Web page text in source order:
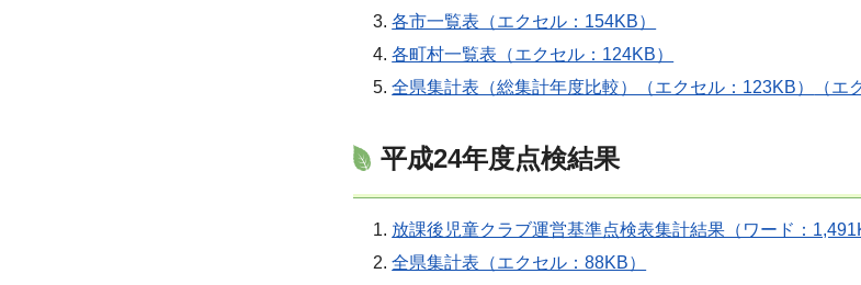
各市一覧表（エクセル：154KB）
各町村一覧表（エクセル：124KB）
全県集計表（総集計年度比較）（エクセル：123KB）
（エ
平成24年度点検結果
放課後児童クラブ運営基準点検表集計結果（ワード：
全県集計表（エクセル：88KB）